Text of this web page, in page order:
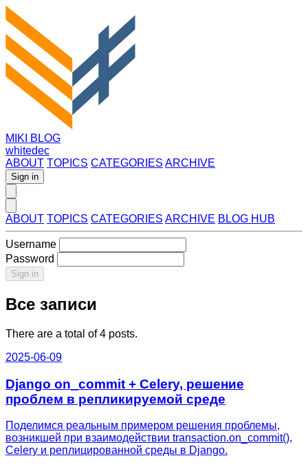
MIKI BLOG
whitedec
ABOUT TOPICS CATEGORIES ARCHIVE
Sign in
ABOUT TOPICS CATEGORIES ARCHIVE BLOG HUB
Username
Password
Sign in
Все записи
There are a total of 4 posts.
2025-06-09
Django on_commit + Celery, решение
проблем в репликируемой среде
Поделимся реальным примером решения проблемы,
возникшей при взаимодействии transaction.on_commit(),
Celery и реплицированной среды в Django.